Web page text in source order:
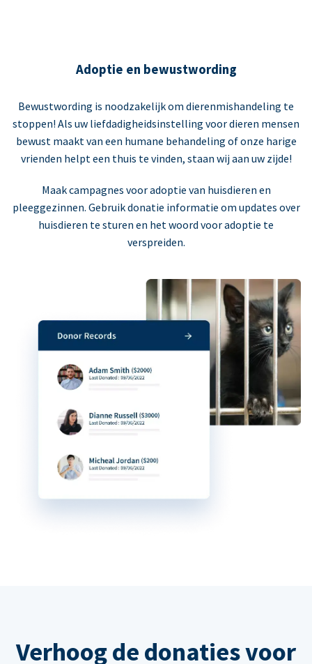
Adoptie en bewustwording
Bewustwording is noodzakelijk om dierenmishandeling te
stoppen! Als uw liefdadigheidsinstelling voor dieren mensen
bewust maakt van een humane behandeling of onze harige
vrienden helpt een thuis te vinden, staan wij aan uw zijde!
Maak campagnes voor adoptie van huisdieren en
pleeggezinnen. Gebruik donatie informatie om updates over
huisdieren te sturen en het woord voor adoptie te
verspreiden.
Verhoog de donaties voor